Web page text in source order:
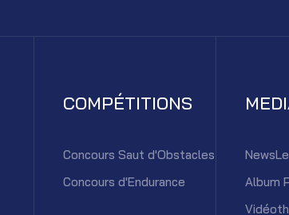
COMPÉTITIONS
Concours Saut d'Obstacles
Concours d'Endurance
Album